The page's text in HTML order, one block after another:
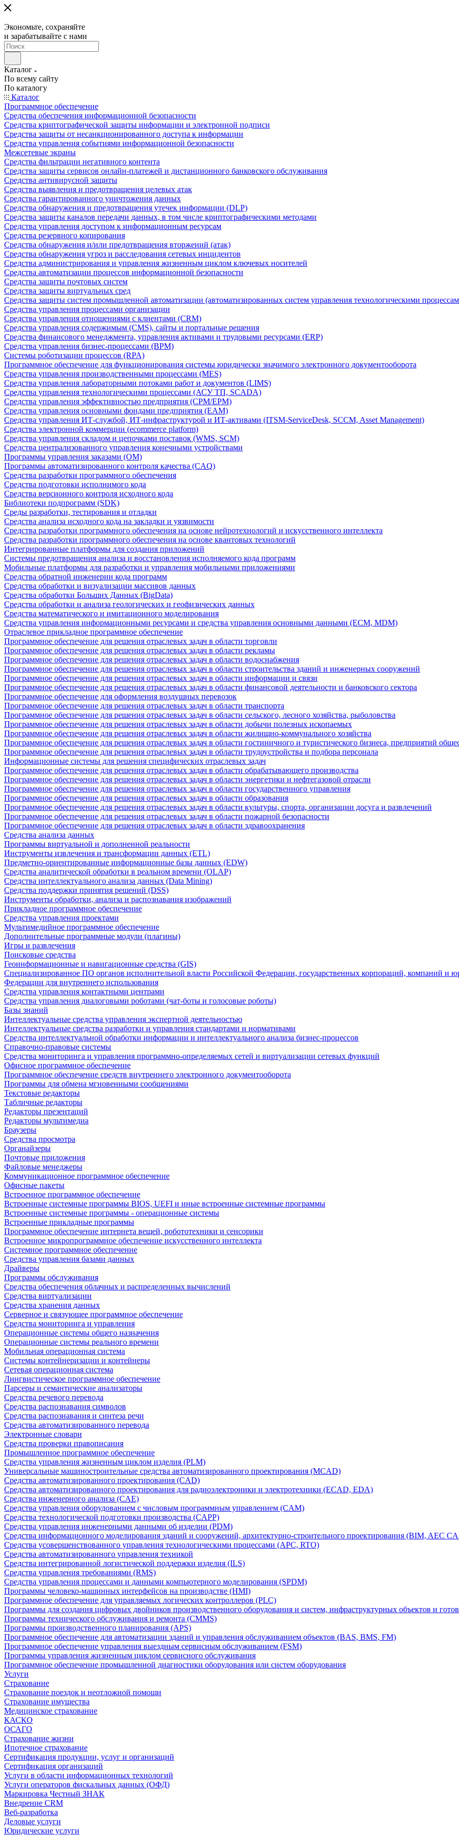
Экономьте, сохраняйте
и зарабатывайте с нами
Каталог
По всему сайту
По каталогу
Каталог
Программное обеспечение
Средства обеспечения информационной безопасности
Средства криптографической защиты информации и электронной подписи
Средства защиты от несанкционированного доступа к информации
Средства управления событиями информационной безопасности
Межсетевые экраны
Средства фильтрации негативного контента
Средства защиты сервисов онлайн-платежей и дистанционного банковского обслуживания
Средства антивирусной защиты
Средства выявления и предотвращения целевых атак
Средства гарантированного уничтожения данных
Средства обнаружения и предотвращения утечек информации (DLP)
Средства защиты каналов передачи данных, в том числе криптографическими методами
Средства управления доступом к информационным ресурсам
Средства резервного копирования
Средства обнаружения и/или предотвращения вторжений (атак)
Средства обнаружения угроз и расследования сетевых инцидентов
Средства администрирования и управления жизненным циклом ключевых носителей
Средства автоматизации процессов информационной безопасности
Средства защиты почтовых систем
Средства защиты виртуальных сред
Средства защиты систем промышленной автоматизации (автоматизированных систем управления технологическими
Средства управления процессами организации
Средства управления отношениями с клиентами (CRM)
Средства управления содержимым (CMS), сайты и портальные решения
Средства финансового менеджмента, управления активами и трудовыми ресурсами (ERP)
Средства управления бизнес-процессами (BPM)
Системы роботизации процессов (RPA)
Программное обеспечение для функционирования системы юридически значимого электронного документооборота
Средства управления производственными процессами (MES)
Средства управления лабораторными потоками работ и документов (LIMS)
Средства управления технологическими процессами (АСУ ТП, SCADA)
Средства управления эффективностью предприятия (CPM/EPM)
Средства управления основными фондами предприятия (EAM)
Средства управления ИТ-службой, ИТ-инфраструктурой и ИТ-активами (ITSM-ServiceDesk, SCCM, Asset Management)
Средства электронной коммерции (ecommerce platform)
Средства управления складом и цепочками поставок (WMS, SCM)
Средства централизованного управления конечными устройствами
Программы управления заказами (OM)
Программы автоматизированного контроля качества (CAQ)
Средства разработки программного обеспечения
Средства подготовки исполнимого кода
Средства версионного контроля исходного кода
Библиотеки подпрограмм (SDK)
Среды разработки, тестирования и отладки
Средства анализа исходного кода на закладки и уязвимости
Средства разработки программного обеспечения на основе нейротехнологий и искусственного интеллекта
Средства разработки программного обеспечения на основе квантовых технологий
Интегрированные платформы для создания приложений
Системы предотвращения анализа и восстановления исполняемого кода программ
Мобильные платформы для разработки и управления мобильными приложениями
Средства обратной инженерии кода программ
Средства обработки и визуализации массивов данных
Средства обработки Больших Данных (BigData)
Средства обработки и анализа геологических и геофизических данных
Средства математического и имитационного моделирования
Средства управления информационными ресурсами и средства управления основными данными (ECM, MDM)
Отраслевое прикладное программное обеспечение
Программное обеспечение для решения отраслевых задач в области торговли
Программное обеспечение для решения отраслевых задач в области рекламы
Программное обеспечение для решения отраслевых задач в области водоснабжения
Программное обеспечение для решения отраслевых задач в области строительства зданий и инженерных сооружений
Программное обеспечение для решения отраслевых задач в области информации и связи
Программное обеспечение для решения отраслевых задач в области финансовой деятельности и банковского сектора
Программное обеспечение для оформления воздушных перевозок
Программное обеспечение для решения отраслевых задач в области транспорта
Программное обеспечение для решения отраслевых задач в области сельского, лесного хозяйства, рыболовства
Программное обеспечение для решения отраслевых задач в области добычи полезных ископаемых
Программное обеспечение для решения отраслевых задач в области жилищно-коммунального хозяйства
Программное обеспечение для решения отраслевых задач в области гостиничного и туристического бизнеса, предприятий
Программное обеспечение для решения отраслевых задач в области трудоустройства и подбора персонала
Информационные системы для решения специфических отраслевых задач
Программное обеспечение для решения отраслевых задач в области обрабатывающего производства
Программное обеспечение для решения отраслевых задач в области энергетики и нефтегазовой отрасли
Программное обеспечение для решения отраслевых задач в области государственного управления
Программное обеспечение для решения отраслевых задач в области образования
Программное обеспечение для решения отраслевых задач в области культуры, спорта, организации досуга и развлечений
Программное обеспечение для решения отраслевых задач в области пожарной безопасности
Программное обеспечение для решения отраслевых задач в области здравоохранения
Средства анализа данных
Программы виртуальной и дополненной реальности
Инструменты извлечения и трансформации данных (ETL)
Предметно-ориентированные информационные базы данных (EDW)
Средства аналитической обработки в реальном времени (OLAP)
Средства интеллектуального анализа данных (Data Mining)
Средства поддержки принятия решений (DSS)
Инструменты обработки, анализа и распознавания изображений
Прикладное программное обеспечение
Средства управления проектами
Мультимедийное программное обеспечение
Дополнительные программные модули (плагины)
Игры и развлечения
Поисковые средства
Геоинформационные и навигационные средства (GIS)
Специализированное ПО органов исполнительной власти Российской Федерации, государственных корпораций, компаний и
Федерации для внутреннего использования
Средства управления контактными центрами
Средства управления диалоговыми роботами (чат-боты и голосовые роботы)
Базы знаний
Интеллектуальные средства управления экспертной деятельностью
Интеллектуальные средства разработки и управления стандартами и нормативами
Средства интеллектуальной обработки информации и интеллектуального анализа бизнес-процессов
Справочно-правовые системы
Средства мониторинга и управления программно-определяемых сетей и виртуализации сетевых функций
Офисное программное обеспечение
Программное обеспечение средств внутреннего электронного документооборота
Программы для обмена мгновенными сообщениями
Текстовые редакторы
Табличные редакторы
Редакторы презентаций
Редакторы мультимедиа
Браузеры
Средства просмотра
Органайзеры
Почтовые приложения
Файловые менеджеры
Коммуникационное программное обеспечение
Офисные пакеты
Встроенное программное обеспечение
Встроенные системные программы BIOS, UEFI и иные встроенные системные программы
Встроенные системные программы - операционные системы
Встроенные прикладные программы
Программное обеспечение интернета вещей, робототехники и сенсорики
Встроенное микропрограммное обеспечение искусственного интеллекта
Системное программное обеспечение
Средства управления базами данных
Драйверы
Программы обслуживания
Средства обеспечения облачных и распределенных вычислений
Средства виртуализации
Средства хранения данных
Серверное и связующее программное обеспечение
Средства мониторинга и управления
Операционные системы общего назначения
Операционные системы реального времени
Мобильная операционная система
Системы контейнеризации и контейнеры
Сетевая операционная система
Лингвистическое программное обеспечение
Парсеры и семантические анализаторы
Средства речевого перевода
Средства распознавания символов
Средства распознавания и синтеза речи
Средства автоматизированного перевода
Электронные словари
Средства проверки правописания
Промышленное программное обеспечение
Средства управления жизненным циклом изделия (PLM)
Универсальные машиностроительные средства автоматизированного проектирования (MCAD)
Средства автоматизированного проектирования (CAD)
Средства автоматизированного проектирования для радиоэлектроники и электротехники (ECAD, EDA)
Средства инженерного анализа (CAE)
Средства управления оборудованием с числовым программным управлением (CAM)
Средства технологической подготовки производства (CAPP)
Средства управления инженерными данными об изделии (PDM)
Средства информационного моделирования зданий и сооружений, архитектурно-строительного проектирования (BIM, AEC
Средства усовершенствованного управления технологическими процессами (APC, RTO)
Средства автоматизированного управления техникой
Средства интегрированной логистической поддержки изделия (ILS)
Средства управления требованиями (RMS)
Средства управления процессами и данными компьютерного моделирования (SPDM)
Программы человеко-машинных интерфейсов на производстве (HMI)
Программное обеспечение для управляемых логических контроллеров (PLC)
Программы для создания цифровых двойников производственного оборудования и систем, инфраструктурных объектов и
Программы технического обслуживания и ремонта (CMMS)
Программы производственного планирования (APS)
Программное обеспечение для автоматизации зданий и управления обслуживанием объектов (BAS, BMS, FM)
Программное обеспечение управления выездным сервисным обслуживанием (FSM)
Программы управления жизненным циклом сервисного обслуживания
Программное обеспечение промышленной диагностики оборудования или систем оборудования
Услуги
Страхование
Страхование поездок и неотложной помощи
Страхование имущества
Медицинское страхование
КАСКО
ОСАГО
Страхование жизни
Ипотечное страхование
Сертификация продукции, услуг и организаций
Сертификация организаций
Услуги в области информационных технологий
Услуги операторов фискальных данных (ОФД)
Маркировка Честный ЗНАК
Внедрение CRM
Веб-разработка
Деловые услуги
Юридические услуги